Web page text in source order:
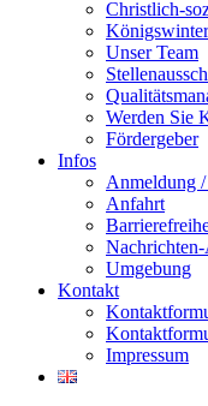
Christlich-
Unser Team
Werden Sie
Fördergeber
Infos
Anmeldung
Anfahrt
Umgebung
Kontakt
Impressum